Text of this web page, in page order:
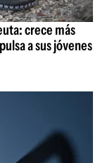
crece más
a sus jóvenes